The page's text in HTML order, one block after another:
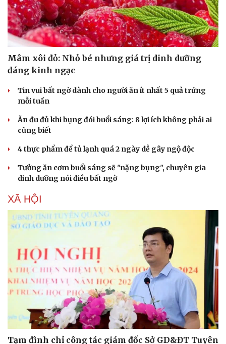
Mâm xôi đỏ: Nhỏ bé nhưng giá trị dinh dưỡng
đáng kinh ngạc
Tin vui bất ngờ dành cho người ăn ít nhất 5 quả trứng
mỗi tuần
Ăn đu đủ khi bụng đói buổi sáng: 8 lợi ích không phải ai
cũng biết
4 thực phẩm để tủ lạnh quá 2 ngày dễ gây ngộ độc
Tưởng ăn cơm buổi sáng sẽ "nặng bụng", chuyên gia
dinh dưỡng nói điều bất ngờ
XÃ HỘI
Tạm đình chỉ công tác giám đốc Sở GD&ĐT Tuyên